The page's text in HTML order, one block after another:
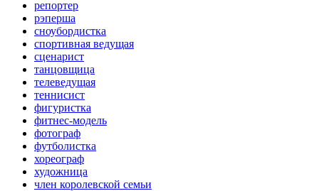
репортер
рэперша
сноубордистка
спортивная ведущая
сценарист
танцовщица
телеведущая
теннисист
фигуристка
фитнес-модель
фотограф
футболистка
хореограф
художница
член королевской семьи